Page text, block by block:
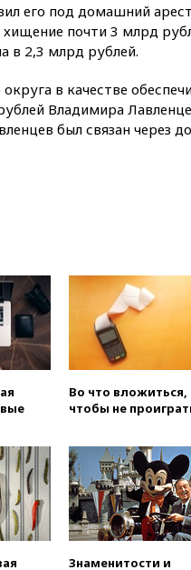
его под домашний
почти 3 млрд
в 2,3 млрд рублей.
в качестве
Владимира
был связан через
Во что вложиться,
чтобы не
Знаменитости и